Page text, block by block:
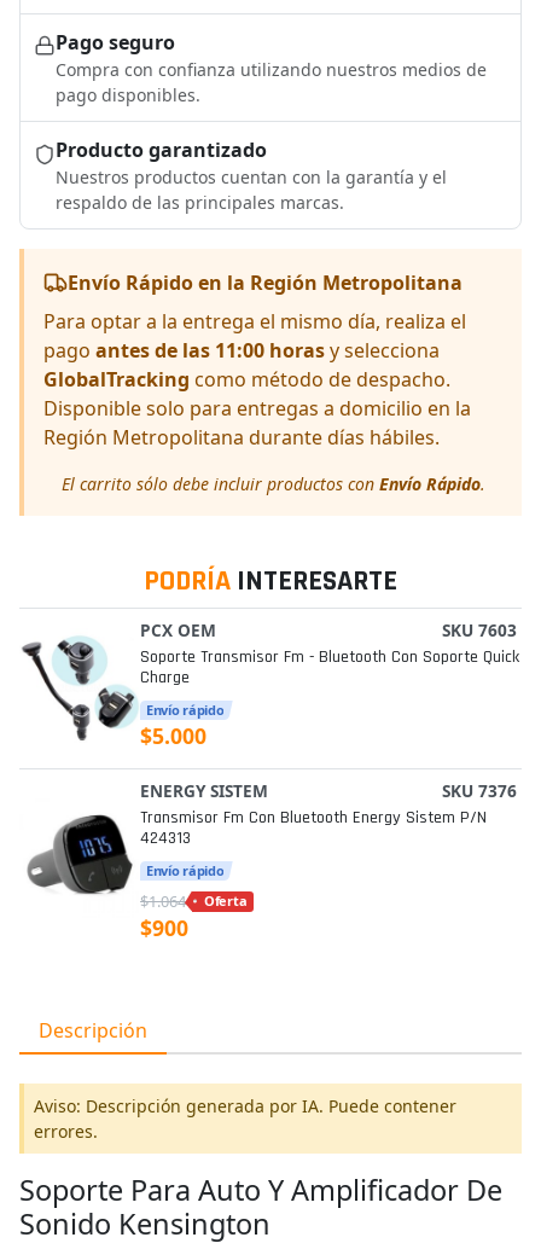
Pago seguro
Compra con confianza utilizando nuestros medios de
pago disponibles.
Producto garantizado
Nuestros productos cuentan con la garantía y el
respaldo de las principales marcas.
Envío Rápido en la Región Metropolitana
Para optar a la entrega el mismo día, realiza el
pago antes de las 11:00 horasy selecciona
GlobalTracking como método de despacho.
Disponible solo para entregas a domicilio en la
Región Metropolitana durante días hábiles.
El carrito sólo debe incluir productos con Envío Rápido.
PODRÍA INTERESARTE
PCX OEM SKU 7603
Soporte Transmisor Fm - Bluetooth Con Soporte Quick
Charge
Envío rápido
$5.000
ENERGY SISTEM SKU 7376
Transmisor Fm Con Bluetooth Energy Sistem P/n
424313
Envío rápido
$1.064 Oferta
$900
Descripción
Aviso: Descripción generada por IA. Puede contener
errores.
Soporte Para Auto Y Amplificador De
Sonido Kensington